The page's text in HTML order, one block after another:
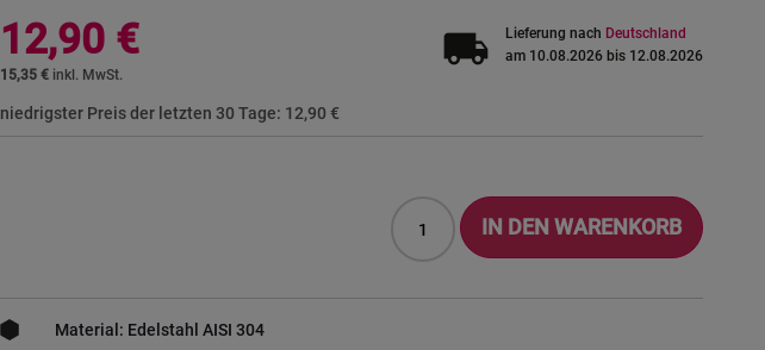
15,35 €
12,90 € local_shipping Lieferung nach Deutschland
am 10.08.2026 bis 12.08.2026
niedrigster Preis der letzten 30 Tage: 12,90 €
IN DEN WARENKORB
Material: Edelstahl AISI 304